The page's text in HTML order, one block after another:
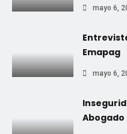
mayo 6,
Emapag
mayo 6,
Abogado